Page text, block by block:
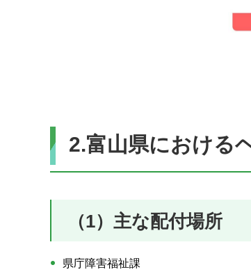
2.富山県における
（1）主な配付場所
県庁障害福祉課